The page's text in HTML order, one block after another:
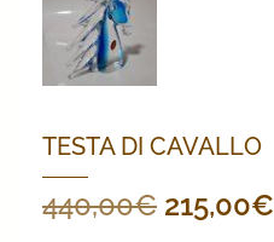
TESTA DI CAVALLO
440,00€ Il
215,00€